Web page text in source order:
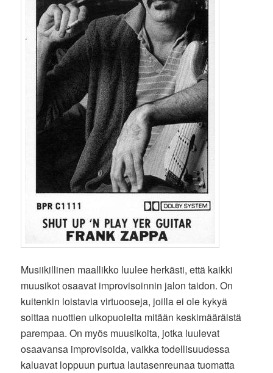
Musiikillinen maallikko luulee herkästi, että kaikki
muusikot osaavat improvisoinnin jalon taidon. On
kuitenkin loistavia virtuooseja, joilla ei ole kykyä
soittaa nuottien ulkopuolelta mitään keskimääräistä
parempaa. On myös muusikoita, jotka luulevat
osaavansa improvisoida, vaikka todellisuudessa
kaluavat loppuun purtua lautasenreunaa tuomatta